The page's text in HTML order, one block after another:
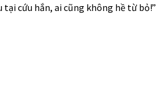
cứu hắn, ai cũng không hề từ bỏ!”